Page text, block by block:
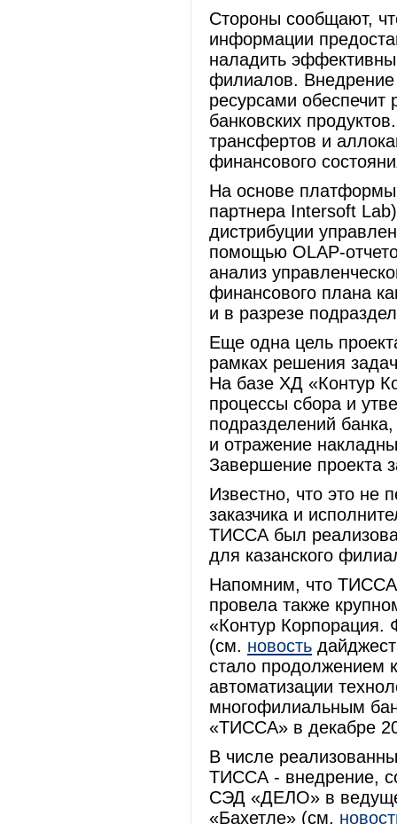
Стороны сообщают,
информации
наладить
филиалов. Внедрение
ресурсами
банковских
трансфертов и
финансового
На основе
партнера Intersoft
дистрибуции
помощью OLAP-
анализ
финансового плана
и в разрезе
Еще одна цель
рамках решения
На базе ХД «Контур
процессы сбора и
подразделений
и отражение
Завершение проекта
Известно, что это не
заказчика и
ТИССА был
для казанского
Напомним, что
провела также
«Контур Корпорация.
(см. новость
стало продолжением
автоматизации
многофилиальным
«ТИССА» в декабре
В числе
ТИССА - внедрение,
СЭД «ДЕЛО» в
«Бахетле» (см.